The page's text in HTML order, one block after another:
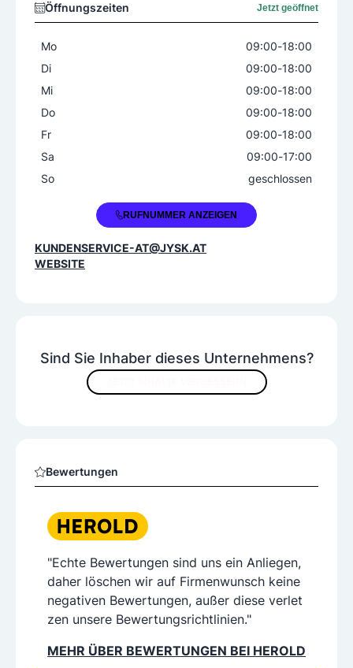
Sind Sie Inhaber dieses Unternehmens?
Bewertungen
"Echte Bewertungen sind uns ein Anliegen,
daher löschen wir auf Firmenwunsch keine
negativen Bewertungen, außer diese verlet
zen unsere Bewertungsrichtlinien."
MEHR ÜBER BEWERTUNGEN BEI HEROLD
Öffnungszeiten Jetzt geöffnet
Mo 09:00-18:00
Di
09:00-18:00
Mi
09:00-18:00
Do
09:00-18:00
Fr
09:00-18:00
Sa
09:00-17:00
So
geschlossen
+43 1 4170491RUFNUMMER ANZEIGEN
KUNDENSERVICE-AT@JYSK.AT
WEBSITE